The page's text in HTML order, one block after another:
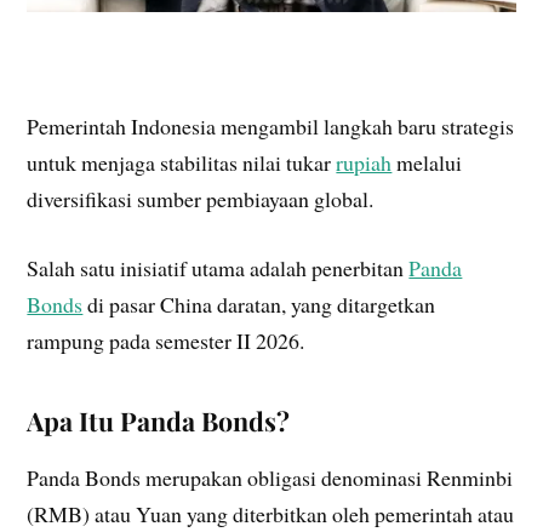
Pemerintah Indonesia mengambil langkah baru strategis
untuk menjaga stabilitas nilai tukarrupiahmelalui
diversifikasi sumber pembiayaan global.
Salah satu inisiatif utama adalah penerbitanPanda
Bonds di pasar China daratan, yang ditargetkan
rampung pada semester II 2026.
Apa Itu Panda Bonds?
Panda Bonds merupakan obligasi denominasi Renminbi
(RMB) atau Yuan yang diterbitkan oleh pemerintah atau